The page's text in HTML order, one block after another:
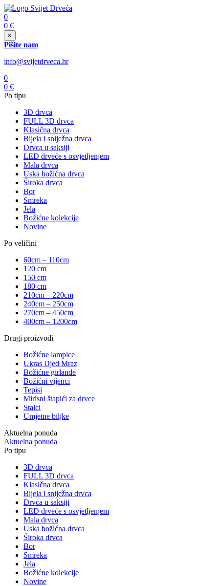
0
0 €
×
Pišite nam
info@svijetdrveca.hr
0
0 €
Po tipu
3D drvca
FULL 3D drvca
Klasična drvca
Bijela i sniježna drvca
Drvca u saksiji
LED drveće s osvjetljenjem
Mala drvca
Uska božićna drvca
Široka drvca
Bor
Smreka
Jela
Božićne kolekcije
Novine
Po veličini
60cm – 110cm
120 cm
150 cm
180 cm
210cm – 220cm
240cm – 250cm
270cm – 450cm
400cm – 1200cm
Drugi proizvodi
Božićne lampice
Ukras Djed Mraz
Božićne girlande
Božićni vijenci
Tepisi
Mirisni štapići za drvce
Stalci
Umjetne biljke
Aktuelna ponuda
Aktuelna ponuda
Po tipu
3D drvca
FULL 3D drvca
Klasična drvca
Bijela i sniježna drvca
Drvca u saksiji
LED drveće s osvjetljenjem
Mala drvca
Uska božićna drvca
Široka drvca
Bor
Smreka
Jela
Božićne kolekcije
Novine